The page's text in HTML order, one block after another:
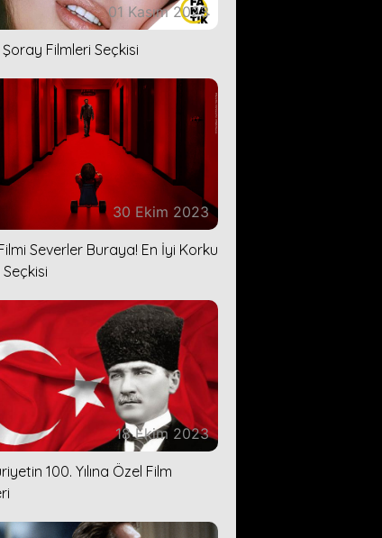
01 Kasım 2023
Filmleri Seçkisi
30 Ekim 2023
Severler Buraya! En İyi Korku
18 Ekim 2023
100. Yılına Özel Film